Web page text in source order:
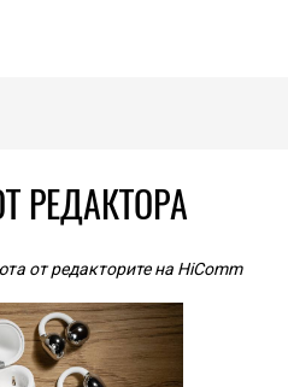
РЕДАКТОРА
от редакторите на HiComm